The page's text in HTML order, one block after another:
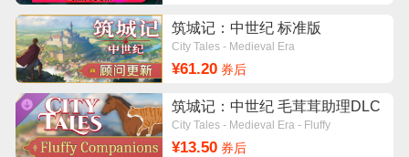
筑城记：中世纪 标准版
City Tales - Medieval Era
¥61.20券后
筑城记：中世纪 毛茸茸助理DLC
City Tales - Medieval Era - Fluffy
¥13.50券后